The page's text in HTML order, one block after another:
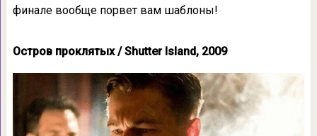
финале вообще порвет вам шаблоны!
Остров проклятых / Shutter Island, 2009